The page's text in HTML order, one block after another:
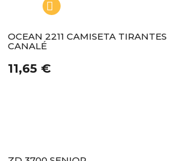
OCEAN 2211 CAMISETA TIRANTES
CANALÉ
11,65 €